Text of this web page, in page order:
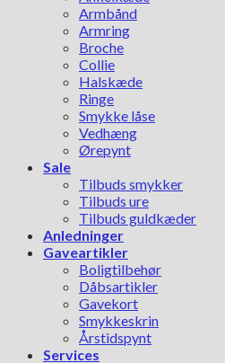
Armbånd
Armring
Broche
Collie
Halskæde
Ringe
Smykke låse
Vedhæng
Ørepynt
Sale
Tilbuds smykker
Tilbuds ure
Tilbuds guldkæder
Anledninger
Gaveartikler
Boligtilbehør
Dåbsartikler
Gavekort
Smykkeskrin
Årstidspynt
Services